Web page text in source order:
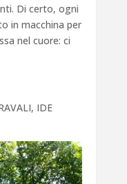
Di certo, ogni
in macchina per
nel cuore: ci
IDE